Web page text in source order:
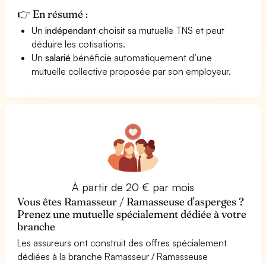
👉 En résumé :
Unindépendant choisit sa mutuelle TNS et peut
déduire les cotisations.
Unsalarié bénéficie automatiquement d’une
mutuelle collective proposée par son employeur.
À partir de 20 € par mois
Vous êtes Ramasseur / Ramasseuse d'asperges ?
Prenez une mutuelle spécialement dédiée à votre
branche
Les assureurs ont construit des offres spécialement
dédiées à la branche Ramasseur / Ramasseuse